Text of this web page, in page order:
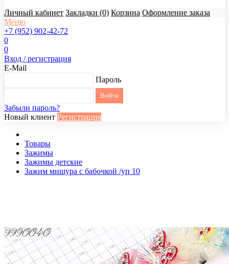
Личный кабинет Закладки (0) Корзина Оформление заказа
Меню
+7 (952) 902-42-72
0
0
Вход / регистрация
E-Mail
Пароль
Забыли пароль?
Новый клиент Регистрация
Товары
Зажимы
Зажимы детские
Зажим мишура с бабочкой /уп 10